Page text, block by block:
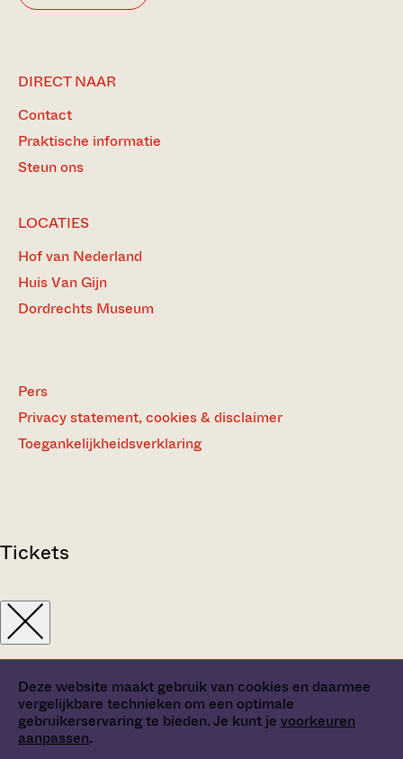
Deze website maakt gebruik van cookies en daarmee
vergelijkbare technieken om een optimale
gebruikerservaring te bieden. Je kunt je voorkeuren
aanpassen.
DIRECT NAAR
Contact
Praktische informatie
Steun ons
LOCATIES
Hof van Nederland
Huis Van Gijn
Dordrechts Museum
Pers
Privacy statement, cookies & disclaimer
Toegankelijkheidsverklaring
Tickets